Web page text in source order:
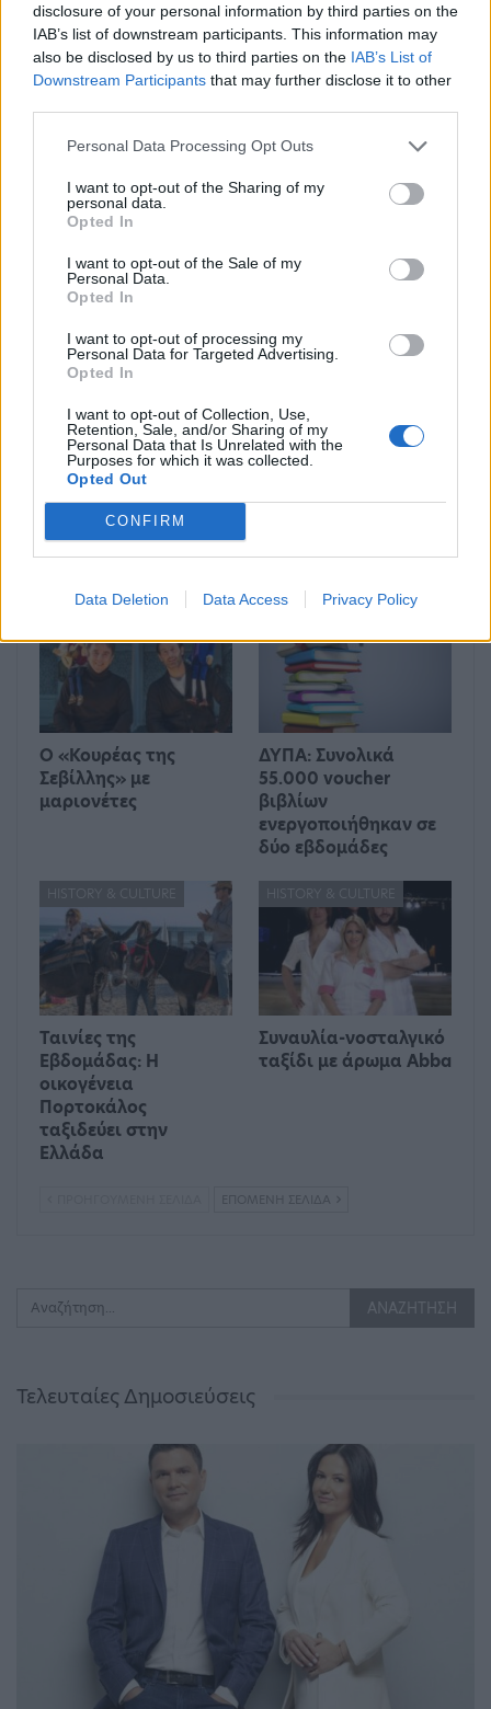
disclosure of your personal information by third parties on the
IAB’s list of downstream participants. This information may
also be disclosed by us to third parties on the IAB’s List of
Downstream Participants that may further disclose it to other
Personal Data Processing Opt Outs
I want to opt-out of the Sharing of my
personal data.
Opted In
I want to opt-out of the Sale of my
Personal Data.
Opted In
I want to opt-out of processing my
Personal Data for Targeted Advertising.
Opted In
I want to opt-out of Collection, Use,
Retention, Sale, and/or Sharing of my
Personal Data that Is Unrelated with the
Purposes for which it was collected.
Opted Out
CONFIRM
Data Deletion Data Access Privacy Policy
ρυθμό της καρδιάς».
*Σάντυ Τσαντάκη/Δημοσιεύθηκε στην
Ιουνίου
κάιλι μινόγκ τραγουδίστρια
ΠΡΟΗΓΟΎΜΕΝΟ ΆΡΘΡΟ
Εθνική Ελλάδος: Με…
το «τρίποντο» επί της
Ιρλανδίας
ΕΠΌΜΕΝΟ ΆΡΘΡΟ
ΙΕΚ με 39 ειδικότητες
Μπορεί επίσης να σε ενδιαφέρει
HISTORY & CULTURE
Ο «Κουρέας της
Σεβίλλης» με
μαριονέτες
HISTORY & CULTURE
ΔΥΠΑ: Συνολικά
55.000 voucher
βιβλίων
ενεργοποιήθηκαν σε
δύο εβδομάδες
HISTORY & CULTURE
Ταινίες της
Εβδομάδας: Η
οικογένεια
Πορτοκάλος
ταξιδεύει στην
Ελλάδα
HISTORY & CULTURE
Συναυλία-νοσταλγικό
ταξίδι με άρωμα Abba
ΕΠΌΜΕΝΗ ΣΕΛΊΔΑ
Τελευταίες Δημοσιεύσεις